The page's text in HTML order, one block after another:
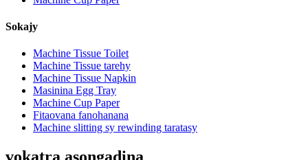
Sokajy
Machine Tissue Toilet
Machine Tissue tarehy
Machine Tissue Napkin
Masinina Egg Tray
Machine Cup Paper
Fitaovana fanohanana
Machine slitting sy rewinding taratasy